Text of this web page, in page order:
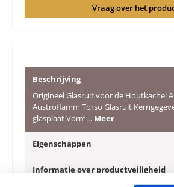
Vraag over het
Beschrijving
Origineel Glasruit voor de Houtkachel
Austroflamm Torso Glasruit
glasplaat Vorm… Meer
Eigenschappen
Informatie over productveiligheid